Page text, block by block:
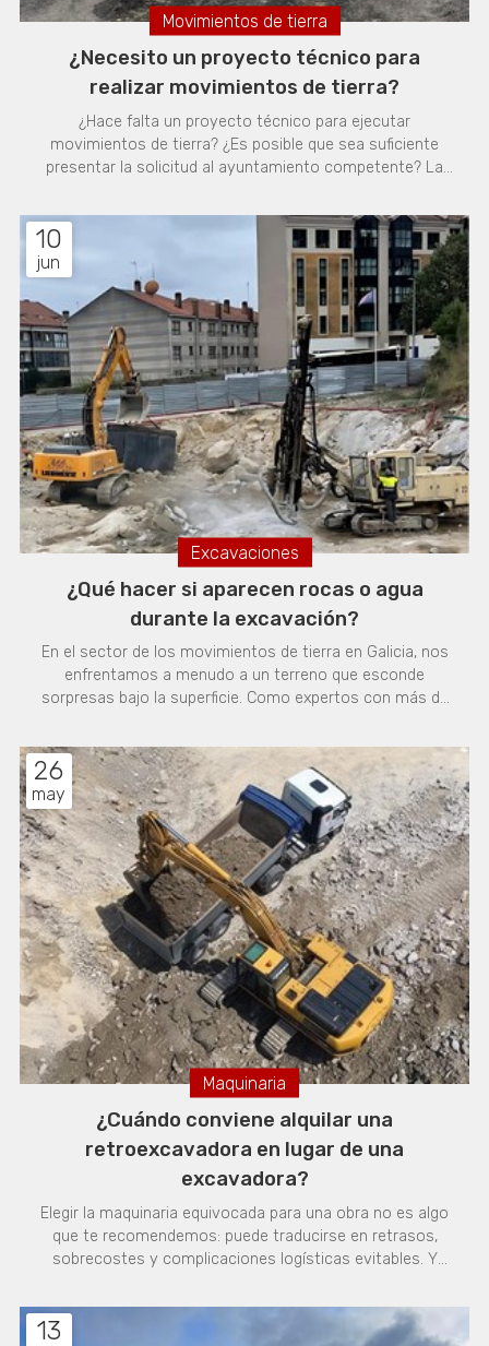
¿Necesito un proyecto técnico para
realizar movimientos de tierra?
Movimientos de tierra
¿Hace falta un proyecto técnico para ejecutar
movimientos de tierra? ¿Es posible que sea suficiente
presentar la solicitud al ayuntamiento competente? La
envergadura del trabajo, pero conviene tenerlo claro
desde el principio para no encontrarse con la paralización
de la obra o con una sanción a mitad del proceso. La
buena noticia es que has llegado al artículo correcto si
quieres despejar tus dudas, ya que en Excavaciones
Hermanos Otero contamos con más de 30 años de
experiencia en movimientos de tierra en Galicia. ¿En qué
situaciones la
10
jun
¿Qué hacer si aparecen rocas o agua
durante la excavación?
Excavaciones
En el sector de los movimientos de tierra en Galicia, nos
enfrentamos a menudo a un terreno que esconde
sorpresas bajo la superficie. Como expertos con más de
sabemos que la aparición de roca dura o filtraciones de
agua no debe ser un motivo de alarma, sino un factor a
gestionar con la profesionalidad y la maquinaria
adecuada. El desafío de las excavaciones en terrenos de
roca dura El suelo gallego es conocido por su
composición granítica. Cuando en medio de tu desmonte
o cimentación te encuentras con estratos de roca, el
trabajo
26
may
¿Cuándo conviene alquilar una
retroexcavadora en lugar de una
excavadora?
Maquinaria
Elegir la maquinaria equivocada para una obra no es algo
que te recomendemos: puede traducirse en retrasos,
sobrecostes y complicaciones logísticas evitables. Y
que, por ejemplo, la confusión entre retroexcavadora y
excavadora es más habitual de lo que parece, y
13